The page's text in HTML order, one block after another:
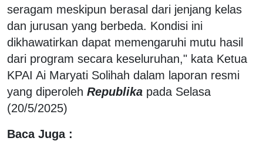
seragam meskipun berasal dari jenjang kelas
dan jurusan yang berbeda. Kondisi ini
dikhawatirkan dapat memengaruhi mutu hasil
dari program secara keseluruhan," kata Ketua
KPAI Ai Maryati Solihah dalam laporan resmi
yang diperoleh Republika pada Selasa
(20/5/2025)
Baca Juga :